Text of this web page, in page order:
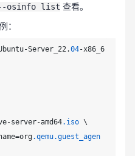
osinfo list 查看。
：
Server_22.04-x86_6
server-amd64.iso
.qemu.guest_agen